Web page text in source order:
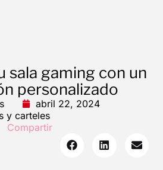
sala gaming con un
personalizado
abril 22, 2024
y carteles
Compartir